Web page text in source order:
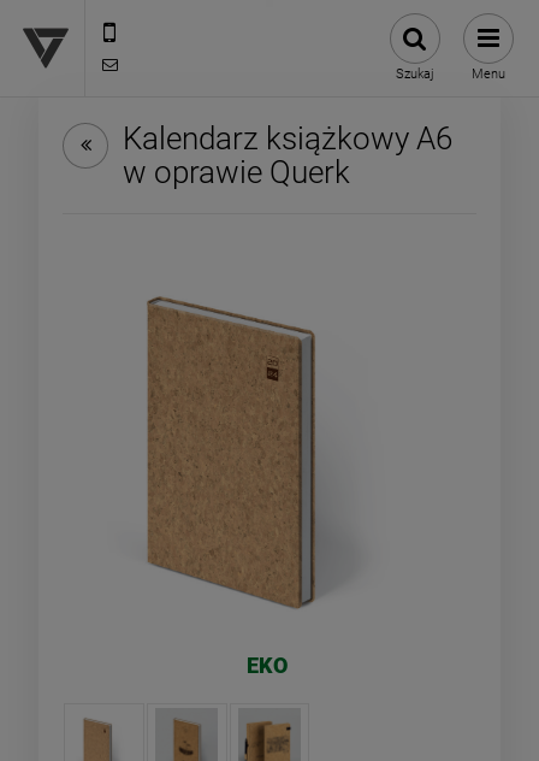
Szukaj Menu
Kalendarz książkowy A6
w oprawie Querk
EKO